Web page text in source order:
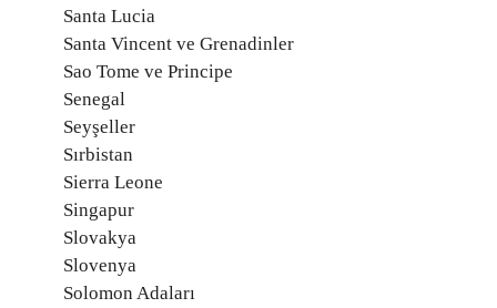
Santa Lucia
Santa Vincent ve Grenadinler
Sao Tome ve Principe
Senegal
Seyşeller
Sırbistan
Sierra Leone
Singapur
Slovakya
Slovenya
Solomon Adaları